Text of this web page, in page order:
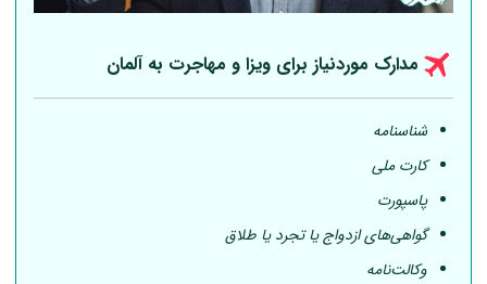
مدارک موردنیاز برای ویزا و مهاجرت بهآلمان
شناسنامه
کارت ملی
پاسپورت
گواهی‌های ازدواج یا تجرد یا طلاق
وکالت‌نامه